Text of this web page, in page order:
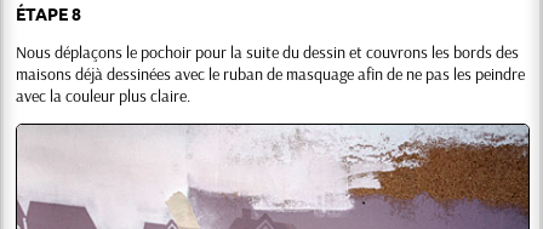
ÉTAPE 8
Nous déplaçons le pochoir pour la suite du dessin et couvrons les bords des
maisons déjà dessinées avec le ruban de masquage afin de ne pas les peindre
avec la couleur plus claire.